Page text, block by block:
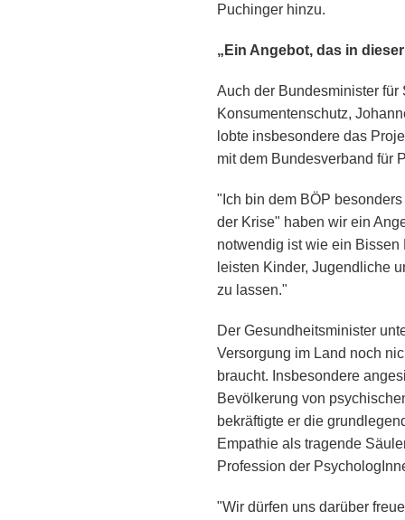
Puchinger hinzu.
„Ein Angebot, das in
Auch der Bundesminister
Konsumentenschutz,
lobte insbesondere das
mit dem Bundesverband für
"Ich bin dem BÖP
der Krise" haben wir ein
notwendig ist wie ein Bissen
leisten Kinder, Jugendliche
zu lassen."
Der Gesundheitsminister
Versorgung im Land noch
braucht. Insbesondere
Bevölkerung von
bekräftigte er die
Empathie als tragende
Profession der
"Wir dürfen uns darüber